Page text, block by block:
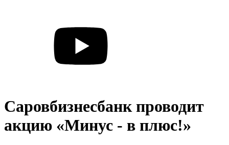
Саровбизнесбанк проводит
акцию «Минус - в плюс!»